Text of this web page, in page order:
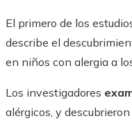
El primero de los
describe el
en niños con alergia a
Los investigadores
alérgicos, y